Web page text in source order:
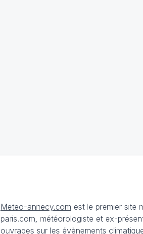
Meteo-annecy.com est le premier site
paris.com, météorologiste et ex-
ouvrages sur les évènements